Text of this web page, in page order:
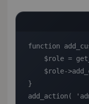
function
}
add_action(